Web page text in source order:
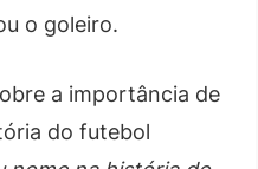
o goleiro.
a importância de
do futebol